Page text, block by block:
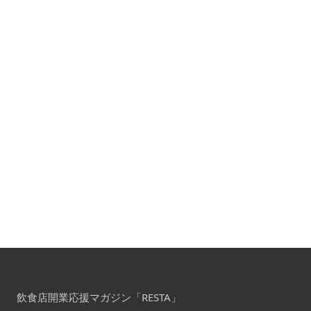
飲食店開業応援マガジン「RESTA」